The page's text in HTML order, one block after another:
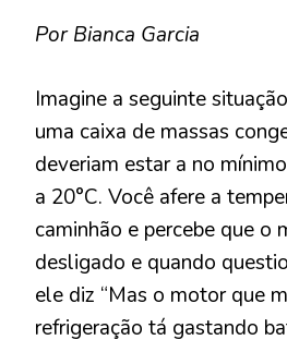
Por Bianca Garcia
Imagine a seguinte
uma caixa de massas
deveriam estar a no
a 20°C. Você afere a
caminhão e percebe que o
desligado e quando
ele diz “Mas o motor que
refrigeração tá gastando